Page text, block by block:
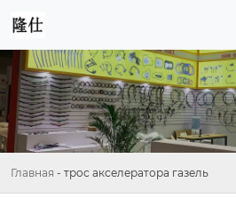
Главная - трос акселератора газель